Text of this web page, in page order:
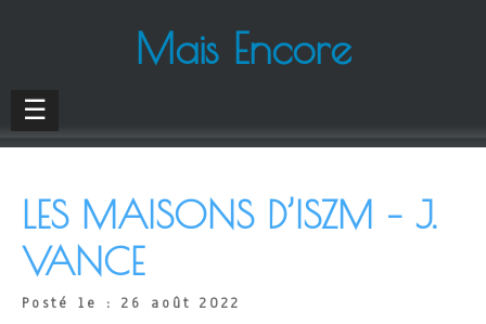
Mais Encore
☰
LES MAISONS D’ISZM – J.
VANCE
Posté le : 26 août 2022